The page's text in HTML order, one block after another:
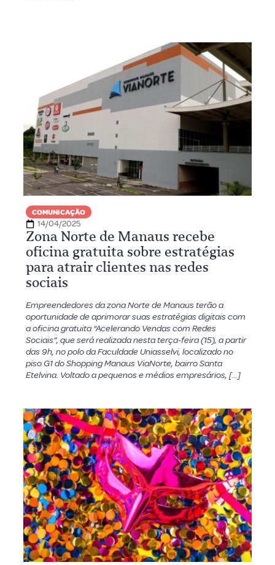
COMUNICAÇÃO
14/04/2025
Zona Norte de Manaus recebe
oficina gratuita sobre estratégias
para atrair clientes nas redes
sociais
Empreendedores da zona Norte de Manaus terão a
oportunidade de aprimorar suas estratégias digitais com
a oficina gratuita “Acelerando Vendas com Redes
Sociais”, que será realizada nesta terça-feira (15), a partir
das 9h, no polo da Faculdade Uniasselvi, localizado no
piso G1 do Shopping Manaus ViaNorte, bairro Santa
Etelvina. Voltado a pequenos e médios empresários, […]